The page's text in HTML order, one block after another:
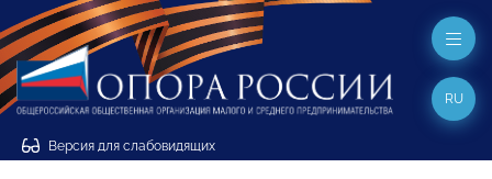
Версия для слабовидящих
RU